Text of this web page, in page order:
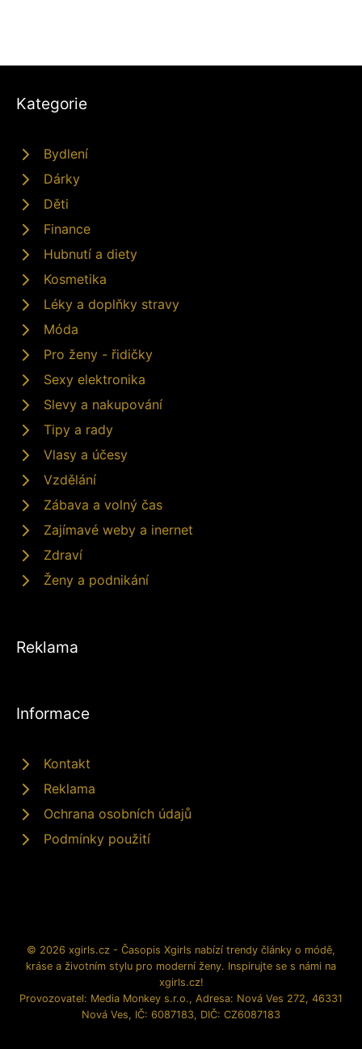
Kategorie
Bydlení
Dárky
Děti
Finance
Hubnutí a diety
Kosmetika
Léky a doplňky stravy
Móda
Pro ženy - řidičky
Sexy elektronika
Slevy a nakupování
Tipy a rady
Vlasy a účesy
Vzdělání
Zábava a volný čas
Zajímavé weby a inernet
Zdraví
Ženy a podnikání
Reklama
Informace
Kontakt
Reklama
Ochrana osobních údajů
Podmínky použití
© 2026 xgirls.cz - Časopis Xgirls nabízí trendy články o módě,
kráse a životním stylu pro moderní ženy. Inspirujte se s námi na
xgirls.cz!
Provozovatel: Media Monkey s.r.o., Adresa: Nová Ves 272, 46331
Nová Ves, IČ: 6087183, DIČ: CZ6087183